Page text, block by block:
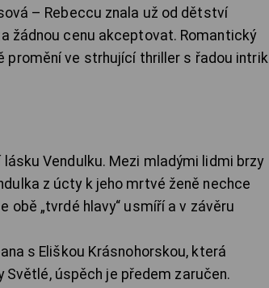
– Rebeccu znala už od dětství
žádnou cenu akceptovat. Romantický
promění ve strhující thriller s řadou intrik
Vendulku. Mezi mladými lidmi brzy
z úcty k jeho mrtvé ženě nechce
obě „tvrdé hlavy“ usmíří a v závěru
s Eliškou Krásnohorskou, která
úspěch je předem zaručen.